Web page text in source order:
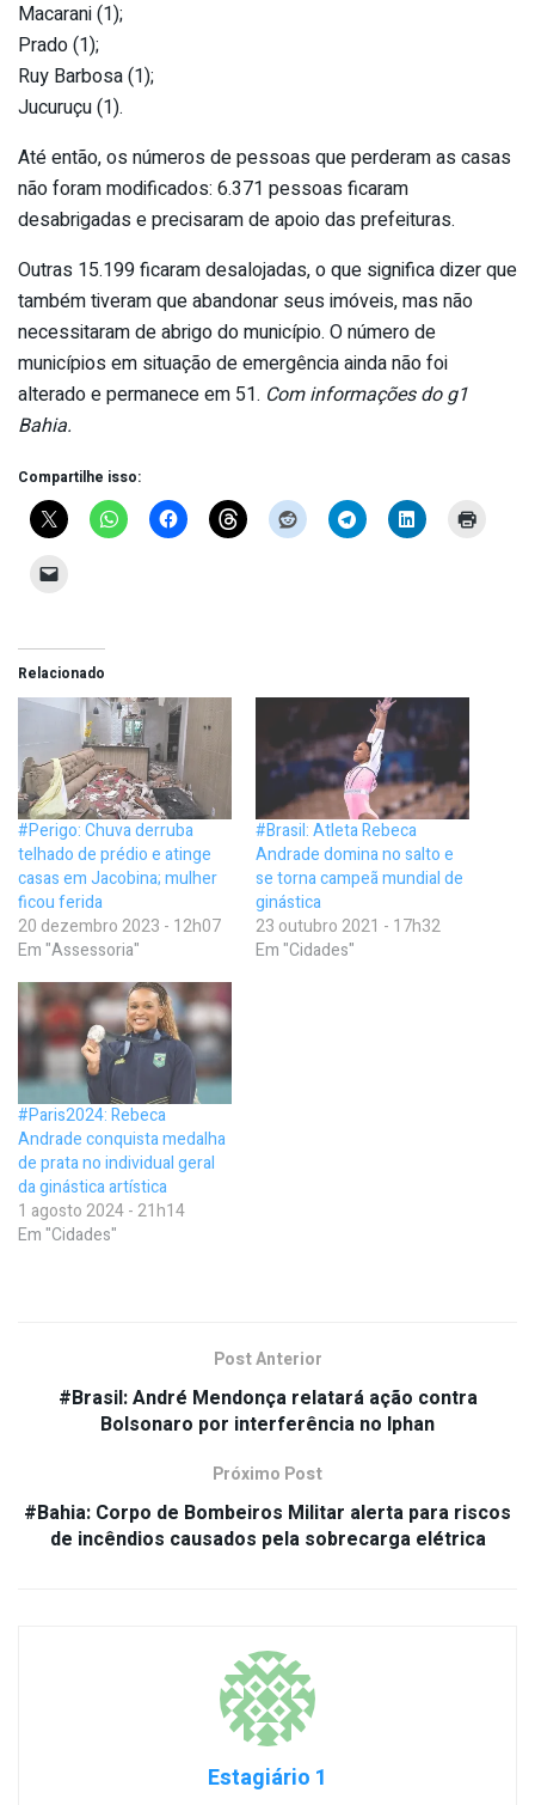
Macarani (1);
Prado (1);
Ruy Barbosa (1);
Jucuruçu (1).
Até então, os números de pessoas que perderam as casas
não foram modificados: 6.371 pessoas ficaram
desabrigadas e precisaram de apoio das prefeituras.
Outras 15.199 ficaram desalojadas, o que significa dizer que
também tiveram que abandonar seus imóveis, mas não
necessitaram de abrigo do município. O número de
municípios em situação de emergência ainda não foi
alterado e permanece em 51. Com informações do g1
Bahia.
Compartilhe isso:
Relacionado
#Perigo: Chuva derruba
telhado de prédio e atinge
casas em Jacobina; mulher
ficou ferida
20 dezembro 2023 - 12h07
Em "Assessoria"
#Brasil: Atleta Rebeca
Andrade domina no salto e
se torna campeã mundial de
ginástica
23 outubro 2021 - 17h32
Em "Cidades"
#Paris2024: Rebeca
Andrade conquista medalha
de prata no individual geral
da ginástica artística
1 agosto 2024 - 21h14
Em "Cidades"
Post Anterior
#Brasil: André Mendonça relatará ação contra
Bolsonaro por interferência no Iphan
Próximo Post
#Bahia: Corpo de Bombeiros Militar alerta para riscos
de incêndios causados pela sobrecarga elétrica
Estagiário 1